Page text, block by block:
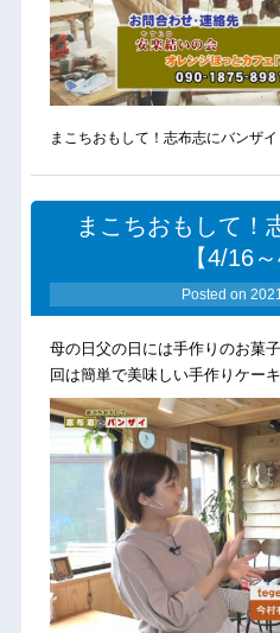
まこちおもして！志布志にバンザイ
まこちおもして！
【4/16
Posted on
母の日父の日には手作りのお菓
回は簡単で美味しい手作りケー